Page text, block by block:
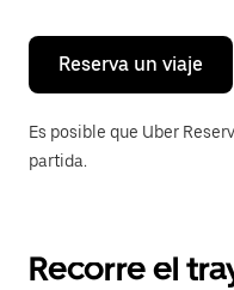
Reserva un viaje
Es posible que Uber
partida.
Recorre el